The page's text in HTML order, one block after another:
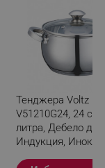
Тенджера Voltz
V51210G24, 24 см,
литра, Дебело
Индукция, Инокс